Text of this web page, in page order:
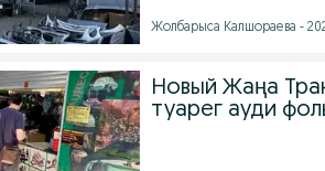
Жолбарыса Калшораева -
Новый Жаңа
туарег ауди